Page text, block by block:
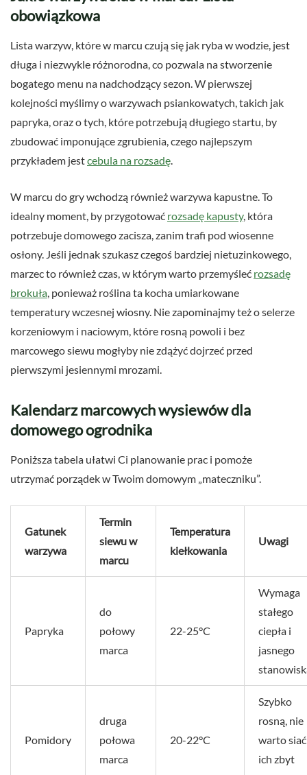
obowiązkowa
Lista warzyw, które w marcu czują się jak ryba w wodzie, jest
długa i niezwykle różnorodna, co pozwala na stworzenie
bogatego menu na nadchodzący sezon. W pierwszej
kolejności myślimy o warzywach psiankowatych, takich jak
papryka, oraz o tych, które potrzebują długiego startu, by
zbudować imponujące zgrubienia, czego najlepszym
przykładem jestcebula na rozsadę
W marcu do gry wchodzą również warzywa kapustne. To
idealny moment, by przygotować rozsadę kapusty, która
potrzebuje domowego zacisza, zanim trafi pod wiosenne
osłony. Jeśli jednak szukasz czegoś bardziej nietuzinkowego,
marzec to również czas, w którym warto przemyśleć rozsadę
brokuła , ponieważ roślina ta kocha umiarkowane
temperatury wczesnej wiosny. Nie zapominajmy też o selerze
korzeniowym i naciowym, które rosną powoli i bez
marcowego siewu mogłyby nie zdążyć dojrzeć przed
pierwszymi jesiennymi mrozami.
Kalendarz marcowych wysiewów dla
domowego ogrodnika
Poniższa tabela ułatwi Ci planowanie prac i pomoże
utrzymać porządek w Twoim domowym „mateczniku”.
Gatunek
warzywa
Termin
siewu w
marcu
Temperatura
kiełkowania
Uwagi
Papryka
do
połowy
marca
22-25°C
Wymaga
stałego
ciepła i
jasnego
Pomidory
druga
połowa
marca
20-22°C
Szybko
rosną, nie
warto siać
ich zbyt